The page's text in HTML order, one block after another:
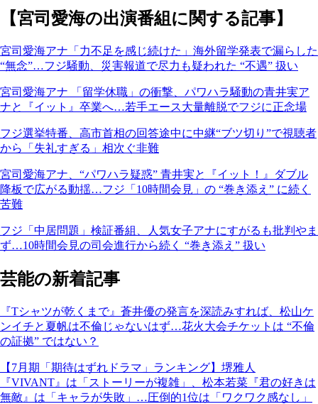
【宮司愛海の出演番組に関する記事】
宮司愛海アナ「力不足を感じ続けた」海外留学発表で漏らした
“無念”…フジ騒動、災害報道で尽力も疑われた “不遇” 扱い
宮司愛海アナ 「留学休職」の衝撃、パワハラ騒動の青井実ア
ナと『イット』卒業へ…若手エース大量離脱でフジに正念場
フジ選挙特番、高市首相の回答途中に中継“ブツ切り”で視聴者
から「失礼すぎる」相次ぐ非難
宮司愛海アナ、“パワハラ疑惑” 青井実と『イット！』ダブル
降板で広がる動揺…フジ「10時間会見」の “巻き添え” に続く
苦難
フジ「中居問題」検証番組、人気女子アナにすがるも批判やま
ず…10時間会見の司会進行から続く “巻き添え” 扱い
芸能の新着記事
『Tシャツが乾くまで』蒼井優の発言を深読みすれば、松山ケ
ンイチと夏帆は不倫じゃないはず…花火大会チケットは “不倫
の証拠” ではない？
【7月期「期待はずれドラマ」ランキング】堺雅人
『VIVANT』は「ストーリーが複雑」、松本若菜『君の好きは
無敵』は「キャラが失敗」…圧倒的1位は「ワクワク感なし」